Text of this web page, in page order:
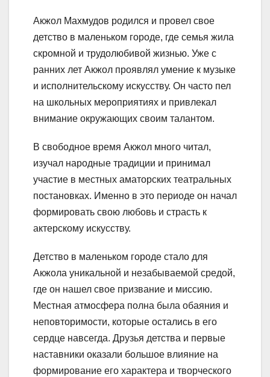
Акжол Махмудов родился и провел свое
детство в маленьком городе, где семья жила
скромной и трудолюбивой жизнью. Уже с
ранних лет Акжол проявлял умение к музыке
и исполнительскому искусству. Он часто пел
на школьных мероприятиях и привлекал
внимание окружающих своим талантом.
В свободное время Акжол много читал,
изучал народные традиции и принимал
участие в местных аматорских театральных
постановках. Именно в это периоде он начал
формировать свою любовь и страсть к
актерскому искусству.
Детство в маленьком городе стало для
Акжола уникальной и незабываемой средой,
где он нашел свое призвание и миссию.
Местная атмосфера полна была обаяния и
неповторимости, которые остались в его
сердце навсегда. Друзья детства и первые
наставники оказали большое влияние на
формирование его характера и творческого